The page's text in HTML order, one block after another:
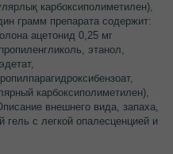
карбоксиполиметилен),
грамм препарата содержит:
ацетонид 0,25 мг
этанол,
карбоксиполиметилен),
внешнего вида, запаха,
гель с легкой опалесценцией и